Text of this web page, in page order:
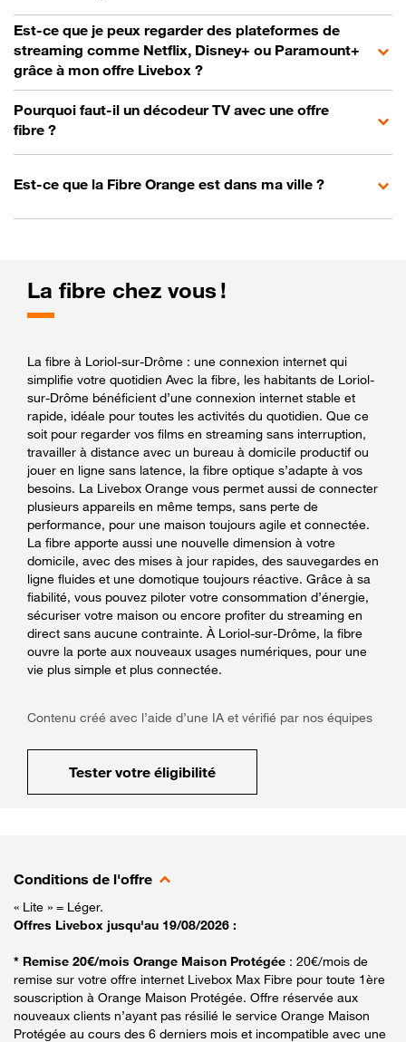
Est-ce que je peux regarder des plateformes de
streaming comme Netflix, Disney+ ou Paramount+
grâce à mon offre Livebox ?
Pourquoi faut-il un décodeur TV avec une offre
fibre ?
Est-ce que la Fibre Orange est dans ma ville ?
La fibre chez vous !
La fibre à Loriol-sur-Drôme : une connexion internet qui
simplifie votre quotidien Avec la fibre, les habitants de Loriol-
sur-Drôme bénéficient d’une connexion internet stable et
rapide, idéale pour toutes les activités du quotidien. Que ce
soit pour regarder vos films en streaming sans interruption,
travailler à distance avec un bureau à domicile productif ou
jouer en ligne sans latence, la fibre optique s’adapte à vos
besoins. La Livebox Orange vous permet aussi de connecter
plusieurs appareils en même temps, sans perte de
performance, pour une maison toujours agile et connectée.
La fibre apporte aussi une nouvelle dimension à votre
domicile, avec des mises à jour rapides, des sauvegardes en
ligne fluides et une domotique toujours réactive. Grâce à sa
fiabilité, vous pouvez piloter votre consommation d’énergie,
sécuriser votre maison ou encore profiter du streaming en
direct sans aucune contrainte. À Loriol-sur-Drôme, la fibre
ouvre la porte aux nouveaux usages numériques, pour une
vie plus simple et plus connectée.
Contenu créé avec l’aide d’une IA et vérifié par nos équipes
Tester votre éligibilité
Conditions de l'offre
« Lite » = Léger.
Offres Livebox jusqu'au 19/08/2026 :
* Remise 20€/mois Orange Maison Protégée : 20€/mois de
remise sur votre offre internet Livebox Max Fibre pour toute 1ère
souscription à Orange Maison Protégée. Offre réservée aux
nouveaux clients n’ayant pas résilié le service Orange Maison
Protégée au cours des 6 derniers mois et incompatible avec une